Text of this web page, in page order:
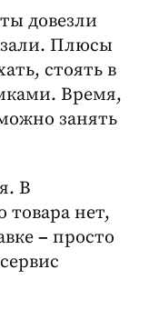
довезли
Плюсы
стоять в
Время,
занять
В
товара нет,
– просто